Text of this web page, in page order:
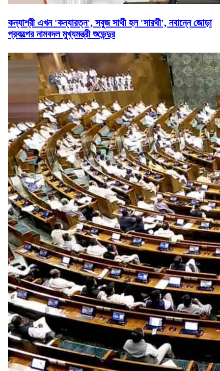
কন্যাশ্রী এখন 'কন্যারত্ন', সবুজ সাথী হল 'সারথী', নবান্নে জোড়া
প্রকল্পের নামবদল মুখ্যমন্ত্রী শুভেন্দুর